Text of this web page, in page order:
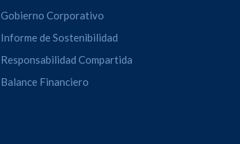
Gobierno Corporativo
Informe de Sostenibilidad
Responsabilidad Compartida
Balance Financiero